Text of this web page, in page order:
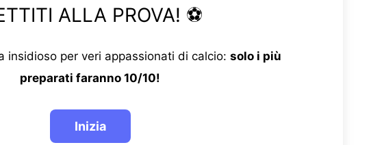
ALLA PROVA! ⚽
insidioso per veri appassionati di calcio: solo i più
preparati faranno 10/10!